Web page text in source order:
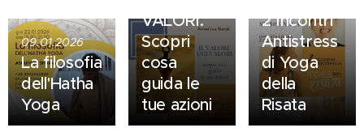
09.01.2026
La filosofia
dell'Hatha
Yoga
VALORI.
Scopri
cosa
guida le
tue azioni
2 Incontri
Antistress
di Yoga
della
Risata